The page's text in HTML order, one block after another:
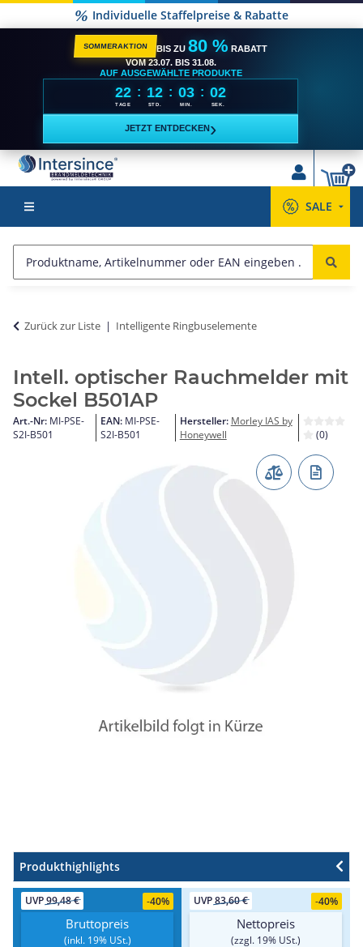
Individuelle Staffelpreise & Rabatte
SOMMERAKTION BIS ZU 80 % RABATT
VOM 23.07. BIS 31.08.
AUF AUSGEWÄHLTE PRODUKTE
22
TAGE
: 12
STD.
: 03
MIN.
: 02
SEK.
JETZT ENTDECKEN ›
SALE
Zurück zur Liste Intelligente Ringbuselemente
Intell. optischer Rauchmelder mit
Sockel B501AP
Art.-Nr: MI-PSE-
S2I-B501
EAN: MI-PSE-
S2I-B501
Hersteller: Morley IAS by
Honeywell
(0)
Produkthighlights
UVP99,48 € -40%
Bruttopreis
(inkl. 19% USt.)
UVP83,60 € -40%
Nettopreis
(zzgl. 19% USt.)